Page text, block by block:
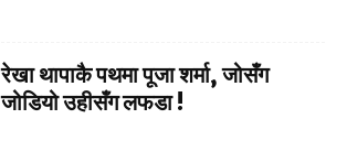
रेखा थापाकै पथमा पूजा शर्मा, जोसँग
जोडियो उहीसँग लफडा !